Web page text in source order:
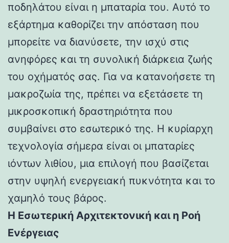
ποδηλάτου είναι η μπαταρία του. Αυτό το
εξάρτημα καθορίζει την απόσταση που
μπορείτε να διανύσετε, την ισχύ στις
ανηφόρες και τη συνολική διάρκεια ζωής
του οχήματός σας. Για να κατανοήσετε τη
μακροζωία της, πρέπει να εξετάσετε τη
μικροσκοπική δραστηριότητα που
συμβαίνει στο εσωτερικό της. Η κυρίαρχη
τεχνολογία σήμερα είναι οι μπαταρίες
ιόντων λιθίου, μια επιλογή που βασίζεται
στην υψηλή ενεργειακή πυκνότητα και το
χαμηλό τους βάρος.
Η Εσωτερική Αρχιτεκτονική και η Ροή
Ενέργειας